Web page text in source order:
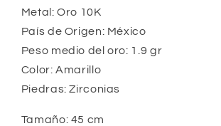
Metal: Oro 10K
País de Origen: México
Peso medio del oro: 1.9 gr
Color: Amarillo
Piedras: Zirconias
Tamaño: 45 cm